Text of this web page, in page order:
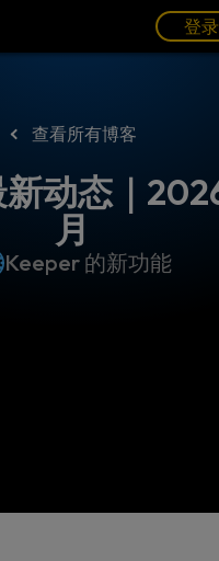
登录
查看所有博客
动态｜
月
Keeper 的新功能